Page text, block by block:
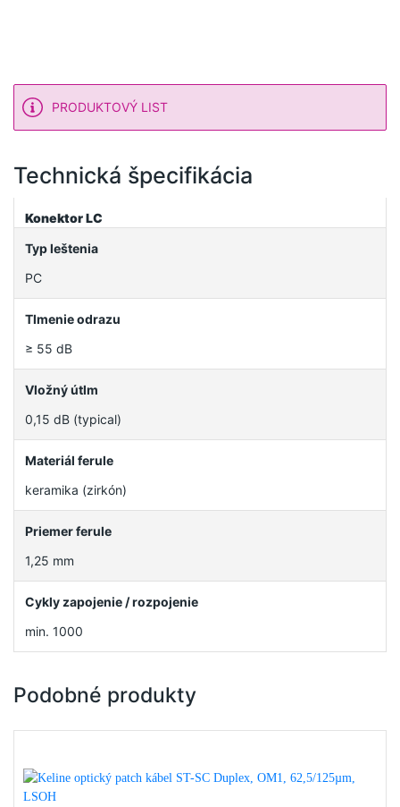
PRODUKTOVÝ LIST
Technická špecifikácia
Konektor LC
Typ leštenia
PC
Tlmenie odrazu
≥ 55 dB
Vložný útlm
0,15 dB (typical)
Materiál ferule
keramika (zirkón)
Priemer ferule
1,25 mm
Cykly zapojenie / rozpojenie
min. 1000
Podobné produkty